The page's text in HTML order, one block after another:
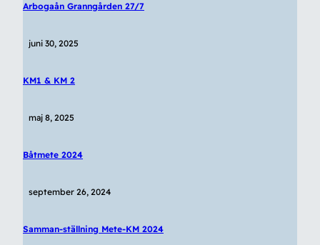
Arbogaån Granngården 27/7
juni 30, 2025
KM1 & KM 2
maj 8, 2025
Båtmete 2024
september 26, 2024
Samman-ställning Mete-KM 2024